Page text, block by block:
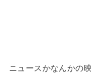
ニュースかなんかの